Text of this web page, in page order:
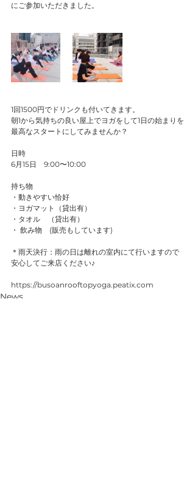
にご参加いただきました。
1回1500円でドリンクも付いてきます。
朝1から気持ちの良い屋上でヨガをして1日の始まりを
最高なスタートにしてみませんか？
日時
6月15日　9:00〜10:00
持ち物
・動きやすい恰好
・ヨガマット（貸出有）
・タオル　（貸出有）
・ 飲み物　(販売もしています)
＊雨天決行：雨の日は離れの室内にて行いますので
安心してご来店ください♪
https://busoanrooftopyoga.peatix.com
News